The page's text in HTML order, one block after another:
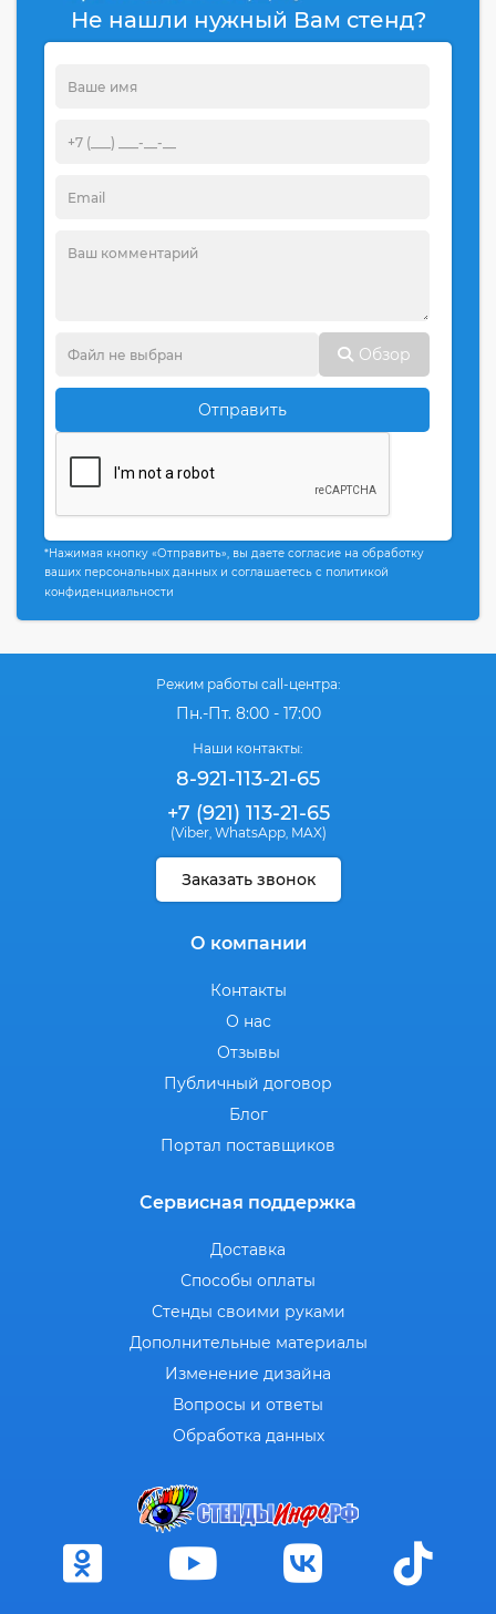
Не нашли нужный Вам стенд?
Обзор
Отправить
*Нажимая кнопку «Отправить», вы даете согласие на обработку
ваших персональных данных и соглашаетесь с политикой
конфиденциальности
Режим работы call-центра:
Пн.-Пт. 8:00 - 17:00
Наши контакты:
8-921-113-21-65
+7 (921) 113-21-65
(Viber, WhatsApp, MAX)
Заказать звонок
О компании
Контакты
О нас
Отзывы
Публичный договор
Блог
Портал поставщиков
Сервисная поддержка
Доставка
Способы оплаты
Стенды своими руками
Дополнительные материалы
Изменение дизайна
Вопросы и ответы
Обработка данных